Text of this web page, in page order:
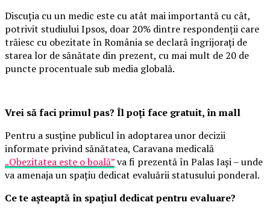
Discuția cu un medic este cu atât mai importantă cu cât,
potrivit studiului Ipsos, doar 20% dintre respondenții care
trăiesc cu obezitate în România se declară îngrijorați de
starea lor de sănătate din prezent, cu mai mult de 20 de
puncte procentuale sub media globală.
Vrei să faci primul pas? Îl poți face gratuit, în mall
Pentru a susține publicul în adoptarea unor decizii
informate privind sănătatea, Caravana medicală
„Obezitatea este o boală”va fi prezentă în Palas Iași – unde
va amenaja un spațiu dedicat evaluării statusului ponderal.
Ce te așteaptă în spațiul dedicat pentru evaluare?